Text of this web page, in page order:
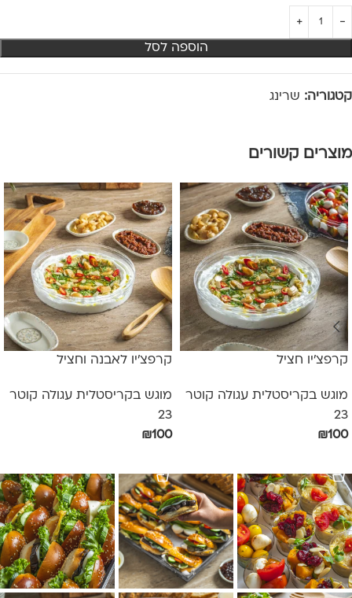
הוספה לסל
קטגוריה: שרינג
מוצרים קשורים
קרפצ'יו חציל
מוגש בקריסטלית עגולה קוטר
23
₪100
קרפצ'יו לאבנה וחציל
מוגש בקריסטלית עגולה קוטר
23
₪100